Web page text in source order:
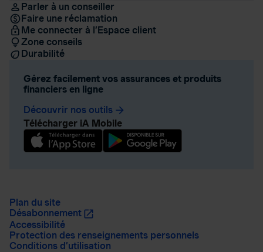
Parler à un conseiller
Faire une réclamation
Me connecter à l’Espace client
Zone conseils
Durabilité
Gérez facilement vos assurances et produits
financiers en ligne
Découvrir nos outils arrow_forward
Télécharger iA Mobile
Plan du site
Désabonnement
Accessibilité
Protection des renseignements personnels
Conditions d’utilisation